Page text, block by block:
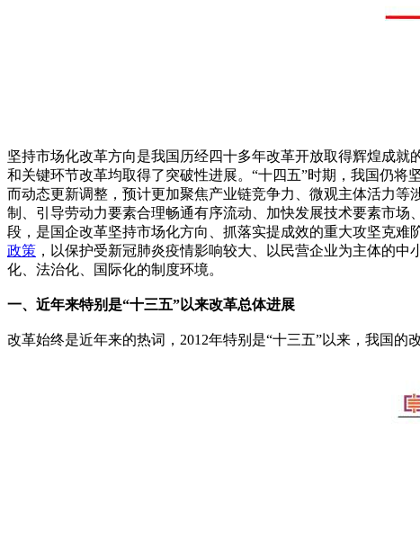
坚持市场化改革方向是我国历经四十多年改革开放取得辉煌成
和关键环节改革均取得了突破性进展。“十四五”时期，我国仍
而动态更新调整，预计更加聚焦产业链竞争力、微观主体活力
制、引导劳动力要素合理畅通有序流动、加快发展技术要素市场
段，是国企改革坚持市场化方向、抓落实提成效的重大攻坚克
政策 ，以保护受新冠肺炎疫情影响较大、以民营企业为主体的中
化、法治化、国际化的制度环境。
一、近年来特别是“十三五”以来改革总体进展
改革始终是近年来的热词，2012年特别是“十三五”以来，我国